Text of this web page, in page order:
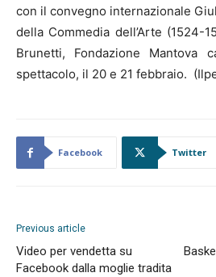
con il convegno internazionale
della Commedia dell’Arte (1524-
Brunetti, Fondazione Mantova
spettacolo, il 20 e 21 febbraio.
Facebook Twitter
Previous article
Video per vendetta su
Facebook dalla moglie tradita